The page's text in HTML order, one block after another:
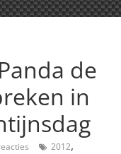
de
in
2012,